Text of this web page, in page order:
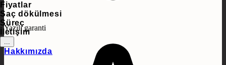
Fiyatlar
Saç dökülmesi
Süreç
İletişim
...
Hakkımızda
Yazılı garanti